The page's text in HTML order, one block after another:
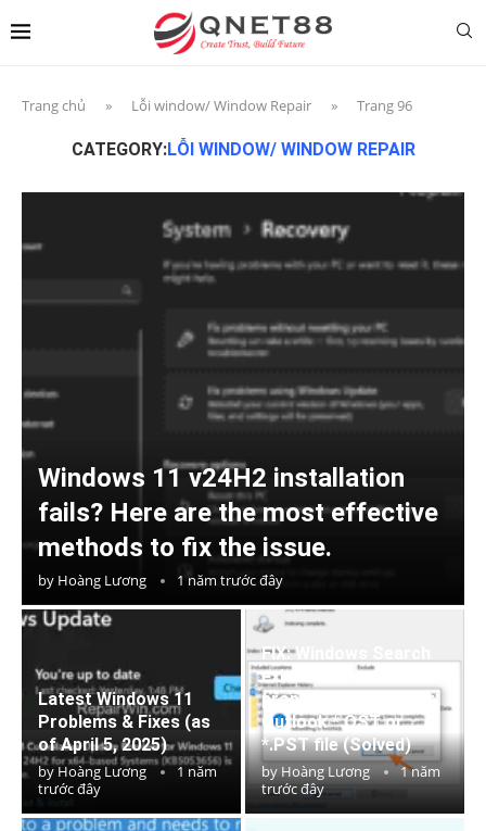
Trang chủ » Lỗi window/ Window Repair » Trang 96
CATEGORY:LỖI WINDOW/ WINDOW REPAIR
Windows 11 v24H2 installation
fails? Here are the most effective
methods to fix the issue.
by Hoàng Lương 1 năm trước đây
Latest Windows 11
Problems & Fixes (as
of April 5, 2025)
byHoàng Lương
1 năm
trước đây
FIX: Windows Search
exited without
properly closing your
Outlook *.OST or
*.PST file (Solved)
by Hoàng Lương
1 năm
trước đây